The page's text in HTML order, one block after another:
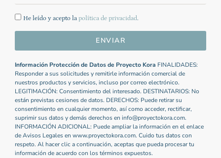
He leído y acepto la política de privacidad.
ENVIAR
Información Protección de Datos de Proyecto Kora FINALIDADES:
Responder a sus solicitudes y remitirle información comercial de
nuestros productos y servicios, incluso por correo electrónico.
LEGITIMACIÓN: Consentimiento del interesado. DESTINATARIOS: No
están previstas cesiones de datos. DERECHOS: Puede retirar su
consentimiento en cualquier momento, así como acceder, rectificar,
suprimir sus datos y demás derechos en info@proyectokora.com.
INFORMACIÓN ADICIONAL: Puede ampliar la información en el enlace
de Avisos Legales en www.proyectokora.com. Cuido tus datos con
respeto. Al hacer clic a continuación, aceptas que pueda procesar tu
información de acuerdo con los términos expuestos.